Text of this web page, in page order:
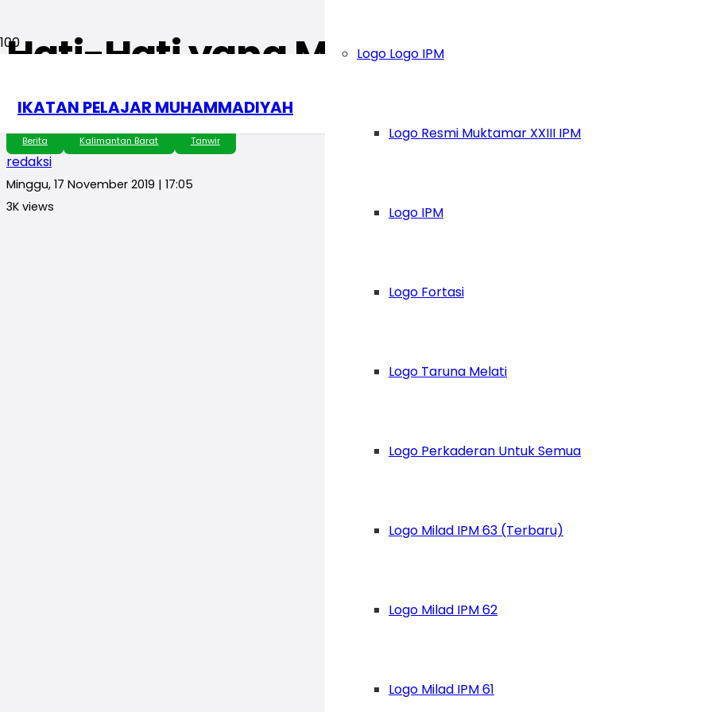
IKATAN PELAJAR MUHAMMADIYAH
Logo Logo IPM
Logo Resmi Muktamar XXIII IPM
Logo IPM
Logo Fortasi
Logo Taruna Melati
Logo Perkaderan Untuk Semua
Logo Milad IPM 63 (Terbaru)
Logo Milad IPM 62
Logo Milad IPM 61
Hati-Hati yang Manis Belum tentu
Akhirnya Sakit
Berita Kalimantan Barat Tanwir
redaksi
Minggu, 17 November 2019 | 17:05
3K views